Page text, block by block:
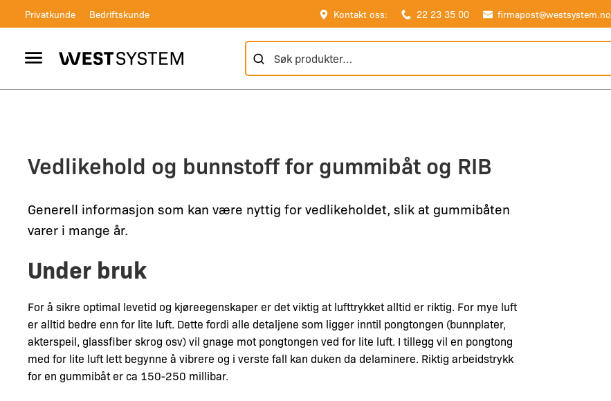
to
Privatkunde Bedriftskunde Kontakt oss: 22 23 35 00 firmapost@westsystem.no
Vertical Header
Vedlikehold og bunnstoff for gummibåt og RIB
Generell informasjon som kan være nyttig for vedlikeholdet, slik at gummibåten
varer i mange år.
Under bruk
For å sikre optimal levetid og kjøreegenskaper er det viktig at lufttrykket alltid er riktig. For mye luft
er alltid bedre enn for lite luft. Dette fordi alle detaljene som ligger inntil pongtongen (bunnplater,
akterspeil, glassfiber skrog osv) vil gnage mot pongtongen ved for lite luft. I tillegg vil en pongtong
med for lite luft lett begynne å vibrere og i verste fall kan duken da delaminere. Riktig arbeidstrykk
for en gummibåt er ca 150-250 millibar.